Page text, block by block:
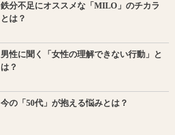
鉄分不足にオススメな「MILO」のチカラ
とは？
男性に聞く「女性の理解できない行動」と
は？
今の「50代」が抱える悩みとは？